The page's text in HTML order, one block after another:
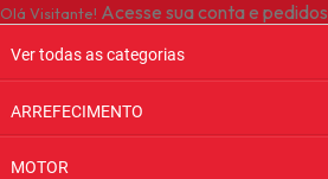
Olá Visitante! Acesse sua conta e pedidos
Ver todas as categorias
ARREFECIMENTO
MOTOR